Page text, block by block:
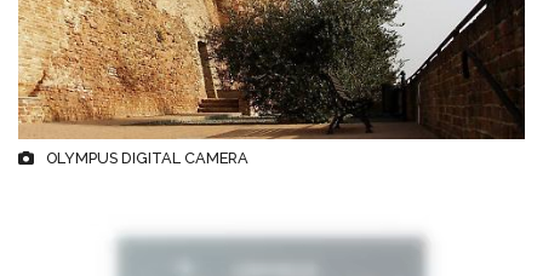
OLYMPUS DIGITAL CAMERA